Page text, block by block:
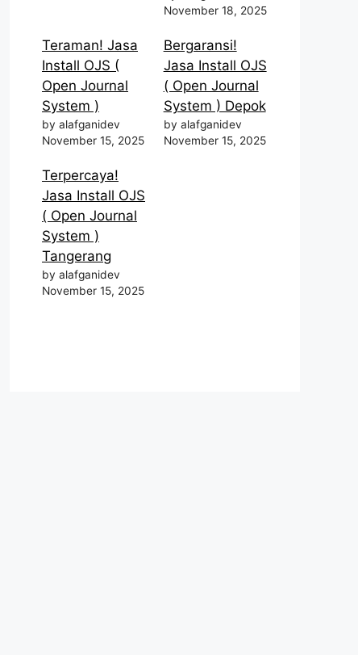
November 18, 2025
Teraman! Jasa
Install OJS (
Open Journal
System )
by alafganidev
November 15, 2025
Bergaransi!
Jasa Install OJS
( Open Journal
System ) Depok
by alafganidev
November 15, 2025
Terpercaya!
Jasa Install OJS
( Open Journal
System )
Tangerang
by alafganidev
November 15, 2025